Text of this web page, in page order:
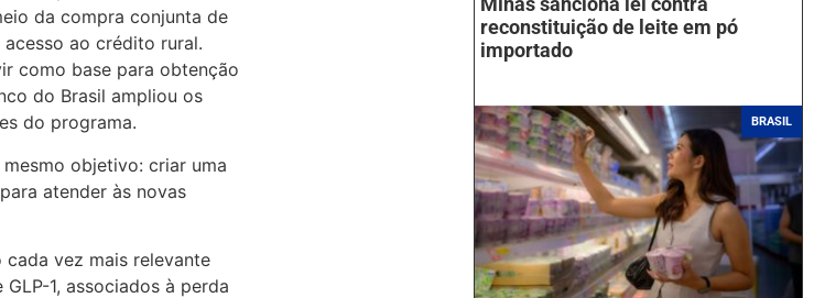
da compra conjunta de
ao crédito rural.
como base para obtenção
do Brasil ampliou os
do programa.
objetivo: criar uma
atender às novas
cada vez mais relevante
1, associados à perda
reconstituição de leite em pó
importado
BRASIL